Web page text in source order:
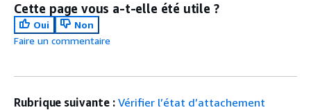
Cette page vous a-t-elle été utile ?
Oui
Non
Faire un commentaire
Rubrique suivante : Vérifier l’état d’attachement